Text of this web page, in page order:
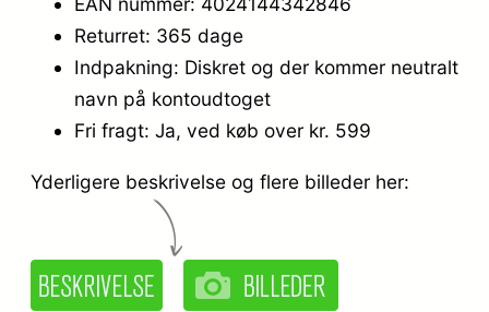
Returret: 365 dage
Indpakning: Diskret og der kommer neutralt
navn på kontoudtoget
Fri fragt: Ja, ved køb over kr. 599
Yderligere beskrivelse og flere billeder her: